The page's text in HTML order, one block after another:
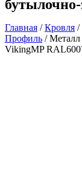
Главная /Кровля /
Профиль /
VikingMP